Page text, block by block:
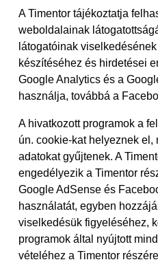
A Timentor tájékoztatja
weboldalainak
látogatóinak
készítéséhez és hirdetései
Google Analytics és a
használja, továbbá a
A hivatkozott programok a
ún. cookie-kat helyeznek el,
adatokat gyűjtenek. A
engedélyezik a Timentor
Google AdSense és
használatát, egyben
viselkedésük figyeléséhez,
programok által nyújtott
vételéhez a Timentor